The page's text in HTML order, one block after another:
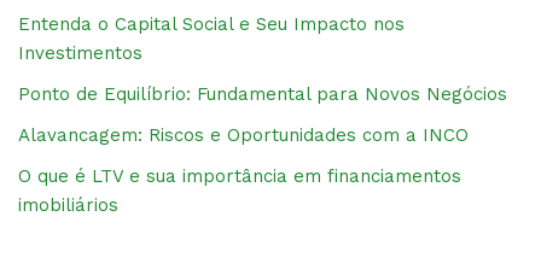
Entenda o Capital Social e Seu Impacto nos
Investimentos
Ponto de Equilíbrio: Fundamental para Novos Negócios
Alavancagem: Riscos e Oportunidades com a INCO
O que é LTV e sua importância em financiamentos
imobiliários